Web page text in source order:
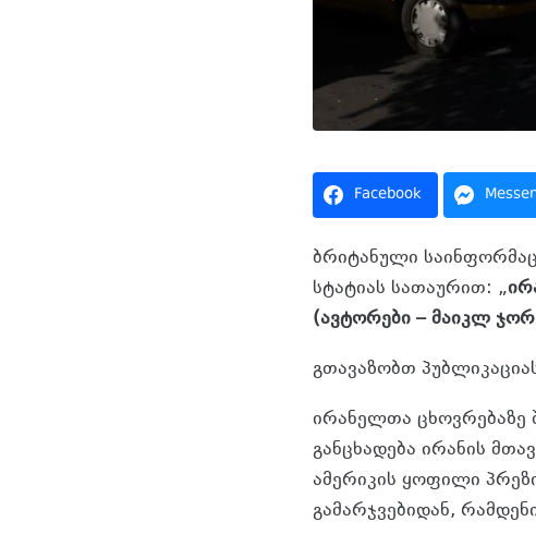
Facebook
ბრიტანული
სტატიას სათაურით: „
(ავტორები – მაიკლ
გთავაზობთ
ირანელთა ცხოვრებაზე
განცხადება ირანის
ამერიკის ყოფილი
გამარჯვებიდან,